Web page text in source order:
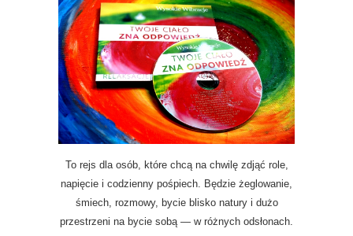
To rejs dla osób, które chcą na chwilę zdjąć role,
napięcie i codzienny pośpiech. Będzie żeglowanie,
śmiech, rozmowy, bycie blisko natury i dużo
przestrzeni na bycie sobą — w różnych odsłonach.